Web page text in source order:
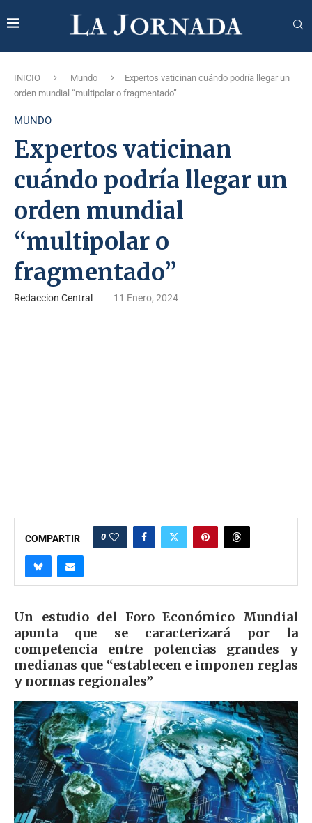
INICIO Mundo
Expertos vaticinan cuándo podría llegar un
orden mundial “multipolar o fragmentado”
MUNDO
Expertos vaticinan
cuándo podría llegar un
orden mundial
“multipolar o
fragmentado”
Redaccion Central 11 Enero, 2024
COMPARTIR 0
Un estudio del Foro Económico Mundial
apunta que se caracterizará por la
competencia entre potencias grandes y
medianas que “establecen e imponen reglas
y normas regionales”